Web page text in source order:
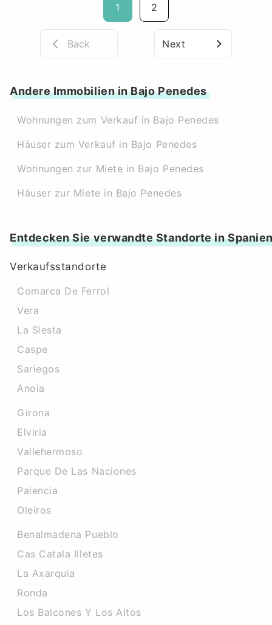
1 2
Back Next
Andere Immobilien in Bajo Penedes
Wohnungen zum Verkauf in Bajo Penedes
Häuser zum Verkauf in Bajo Penedes
Wohnungen zur Miete in Bajo Penedes
Häuser zur Miete in Bajo Penedes
Entdecken Sie verwandte Standorte in
Verkaufsstandorte
Comarca De Ferrol
Vera
La Siesta
Caspe
Sariegos
Anoia
Girona
Elviria
Vallehermoso
Parque De Las Naciones
Palencia
Oleiros
Benalmadena Pueblo
Cas Catala Illetes
La Axarquia
Ronda
Los Balcones Y Los Altos